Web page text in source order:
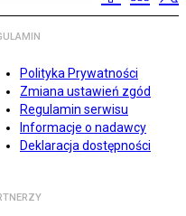
Polityka Prywatności
Zmiana ustawień zgód
Regulamin serwisu
Informacje o nadawcy
Deklaracja dostępności